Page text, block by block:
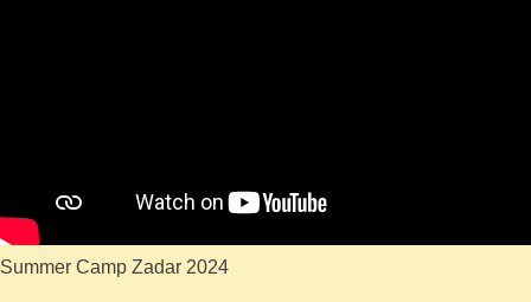
Summer Camp Zadar 2024